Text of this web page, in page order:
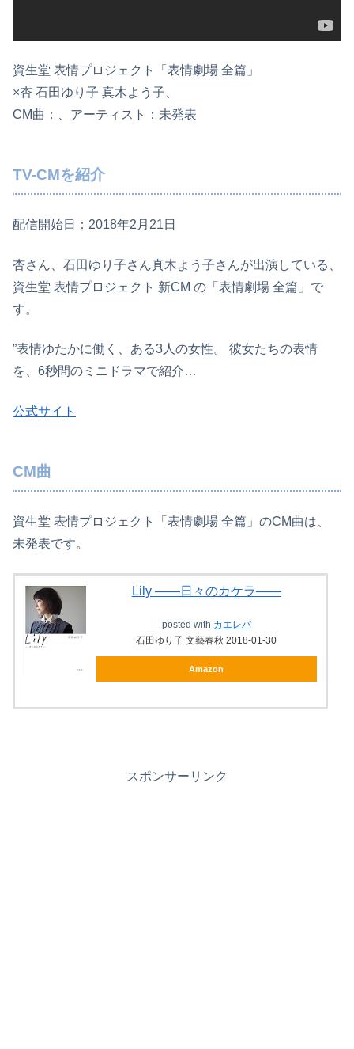
資生堂 表情プロジェクト「表情劇場 全篇」
×杏 石田ゆり子 真木よう子、
CM曲：、アーティスト：未発表
TV-CMを紹介
配信開始日：2018年2月21日
杏さん、石田ゆり子さん真木よう子さんが出演している、
資生堂 表情プロジェクト 新CM の「表情劇場 全篇」で
す。
”表情ゆたかに働く、ある3人の女性。 彼女たちの表情
を、6秒間のミニドラマで紹介…
公式サイト
CM曲
資生堂 表情プロジェクト「表情劇場 全篇」のCM曲は、
未発表です。
Lily ――日々のカケラ――
posted with カエレバ
石田ゆり子 文藝春秋 2018-01-30
Amazon
スポンサーリンク